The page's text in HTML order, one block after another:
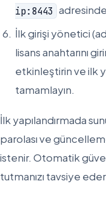
ip:8443
İlk girişi yönetici
lisans anahtarını
etkinleştirin ve ilk
tamamlayın.
İlk yapılandırmada
parolası ve
istenir. Otomatik
tutmanızı tavsiye